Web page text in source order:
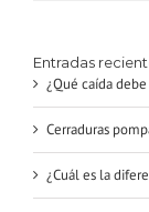
Entradas
¿Qué caída
Cerraduras
¿Cuál es la